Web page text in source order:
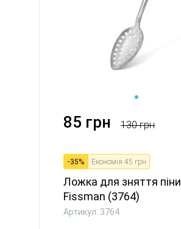
85 грн 130 грн
-35% Економія 45 грн
Ложка для зняття піни
Fissman (3764)
Артикул: 3764